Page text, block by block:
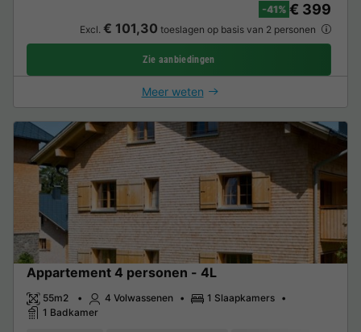
-41% € 399
Excl. € 101,30 toeslagen op basis van 2 personen
Zie aanbiedingen
Meer weten
Appartement 4 personen - 4L
55m2 4 Volwassenen
1 Slaapkamers
1 Badkamer